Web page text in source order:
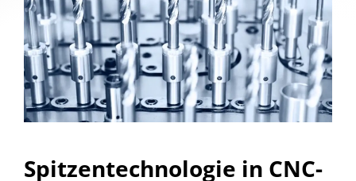
Spitzentechnologie in CNC-